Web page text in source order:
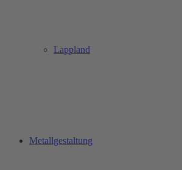
Lappland
Metallgestaltung